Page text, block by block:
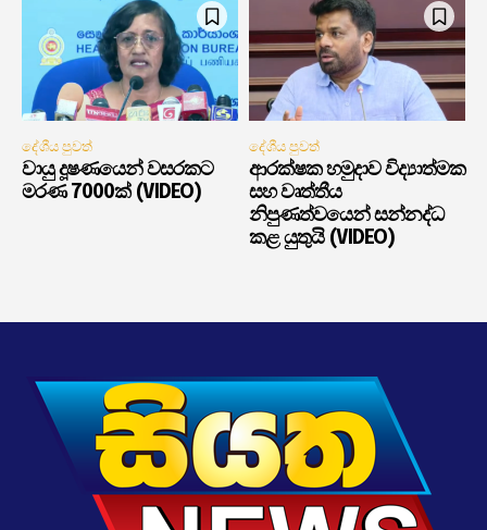
දේශීය පුවත්
වායු දූෂණයෙන් වසරකට
මරණ 7000ක් (VIDEO)
දේශීය පුවත්
ආරක්ෂක හමුදාව විද්‍යාත්මක
සහ වෘත්තීය
නිපුණත්වයෙන් සන්නද්ධ
කළ යුතුයි (VIDEO)